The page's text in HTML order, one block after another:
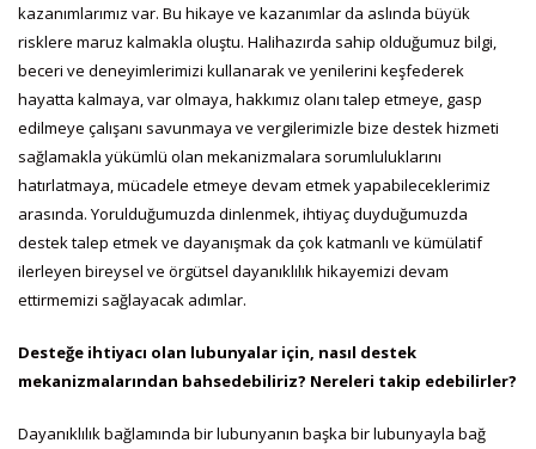
kazanımlarımız var. Bu hikaye ve kazanımlar da aslında büyük
risklere maruz kalmakla oluştu. Halihazırda sahip olduğumuz bilgi,
beceri ve deneyimlerimizi kullanarak ve yenilerini keşfederek
hayatta kalmaya, var olmaya, hakkımız olanı talep etmeye, gasp
edilmeye çalışanı savunmaya ve vergilerimizle bize destek hizmeti
sağlamakla yükümlü olan mekanizmalara sorumluluklarını
hatırlatmaya, mücadele etmeye devam etmek yapabileceklerimiz
arasında. Yorulduğumuzda dinlenmek, ihtiyaç duyduğumuzda
destek talep etmek ve dayanışmak da çok katmanlı ve kümülatif
ilerleyen bireysel ve örgütsel dayanıklılık hikayemizi devam
ettirmemizi sağlayacak adımlar.
Desteğe ihtiyacı olan lubunyalar için, nasıl destek
mekanizmalarından bahsedebiliriz? Nereleri takip edebilirler?
Dayanıklılık bağlamında bir lubunyanın başka bir lubunyayla bağ